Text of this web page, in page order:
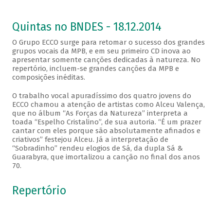
Quintas no BNDES - 18.12.2014
O Grupo ECCO surge para retomar o sucesso dos grandes
grupos vocais da MPB, e em seu primeiro CD inova ao
apresentar somente canções dedicadas à natureza. No
repertório, incluem-se grandes canções da MPB e
composições inéditas.
O trabalho vocal apuradíssimo dos quatro jovens do
ECCO chamou a atenção de artistas como Alceu Valença,
que no álbum “As Forças da Natureza” interpreta a
toada “Espelho Cristalino”, de sua autoria. “É um prazer
cantar com eles porque são absolutamente afinados e
criativos” festejou Alceu. Já a interpretação de
“Sobradinho” rendeu elogios de Sá, da dupla Sá &
Guarabyra, que imortalizou a canção no final dos anos
70.
Repertório